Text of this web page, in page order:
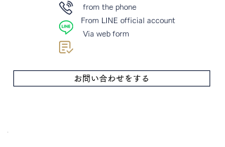
​ from the phone
From LINE official account
​ Via web form
お問い合わせをする